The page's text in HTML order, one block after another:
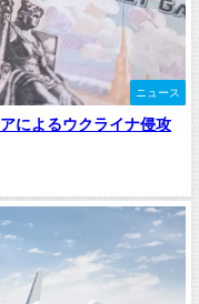
ニュース
によるウクライナ侵攻